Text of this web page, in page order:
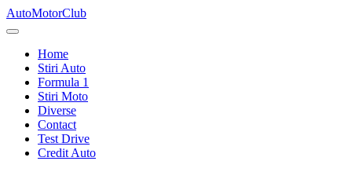
Skip
to
AutoMotorClub
Totul
masini
pasionatii
masini
Home
Stiri Auto
Formula 1
Stiri Moto
Diverse
Contact
Test Drive
Credit Auto